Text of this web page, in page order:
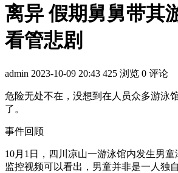
离异 假期舅舅带其
看管悲剧
admin 2023-10-09 20:43 425 浏览 0 评论
危险无处不在，没想到在人员众多游泳
了。
事件回顾
10月1日，四川凉山一游泳馆内发生男
监控视频可以看出，男童并非是一人独